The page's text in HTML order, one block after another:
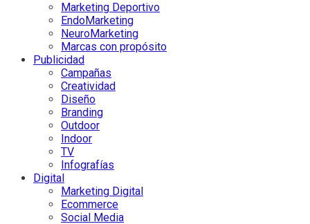
Marketing Deportivo
EndoMarketing
NeuroMarketing
Marcas con propósito
Publicidad
Campañas
Creatividad
Diseño
Branding
Outdoor
Indoor
TV
Infografías
Digital
Marketing Digital
Ecommerce
Social Media